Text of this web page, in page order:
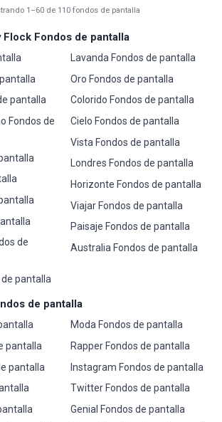
1–60 de 110 fondos de pantalla
Flock Fondos de pantalla
pantalla
Fondos de
de
pantalla
Lavanda Fondos de pantalla
Oro Fondos de pantalla
Colorido Fondos de pantalla
Cielo Fondos de pantalla
Vista Fondos de pantalla
Londres Fondos de pantalla
Horizonte Fondos de pantalla
Viajar Fondos de pantalla
Paisaje Fondos de pantalla
Australia Fondos de pantalla
de pantalla
pantalla
pantalla
Moda Fondos de pantalla
Rapper Fondos de pantalla
Instagram Fondos de pantalla
Twitter Fondos de pantalla
Genial Fondos de pantalla